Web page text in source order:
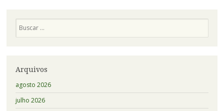
Arquivos
agosto 2026
julho 2026